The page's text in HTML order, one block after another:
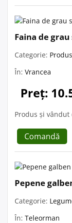
Faina de
Categorie:
În: Vrancea
Preț:
Produs și vândut
Comandă
Pepene
Categorie:
În: Teleorman